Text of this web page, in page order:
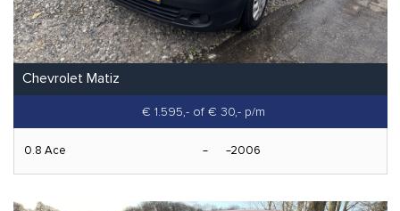
Chevrolet Matiz
€ 1.595,- of € 30,- p/m
0.8 Ace 2006